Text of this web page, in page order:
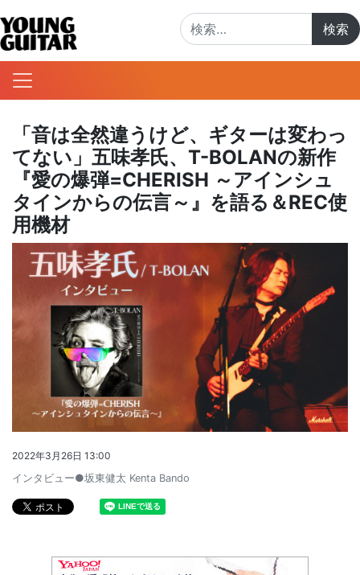
「音は全然違うけど、ギターは変わっ
てない」五味孝氏、T-BOLANの新作
『愛の爆弾=CHERISH ～アインシュ
タインからの伝言～』を語る＆REC使
用機材
2022年3月26日 13:00
インタビュー●坂東健太 Kenta Bando